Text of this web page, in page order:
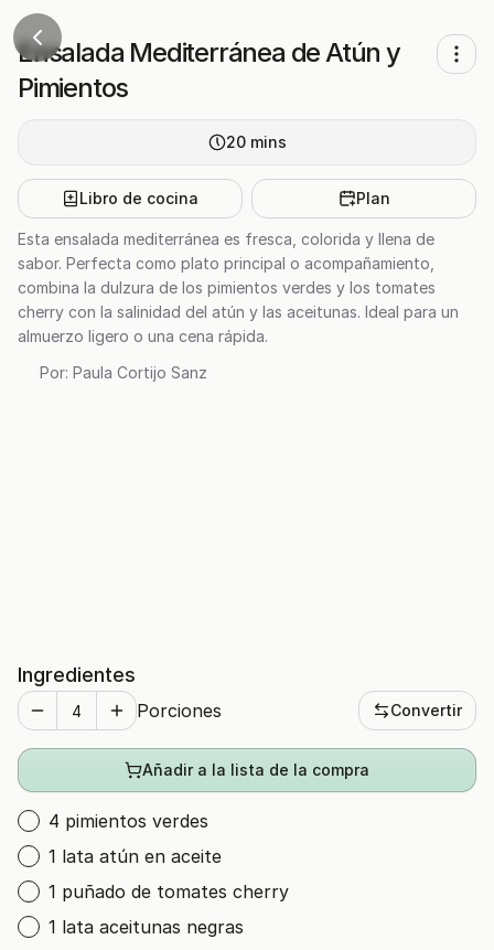
Ensalada Mediterránea de Atún y
Pimientos
20 mins
Libro de cocina Plan
Esta ensalada mediterránea es fresca, colorida y llena de
sabor. Perfecta como plato principal o acompañamiento,
combina la dulzura de los pimientos verdes y los tomates
cherry con la salinidad del atún y las aceitunas. Ideal para un
almuerzo ligero o una cena rápida.
Por: Paula Cortijo Sanz
Ingredientes
Porciones Convertir
Añadir a la lista de la compra
4 pimientos verdes
1 lata atún en aceite
1 puñado de tomates cherry
1 lata aceitunas negras